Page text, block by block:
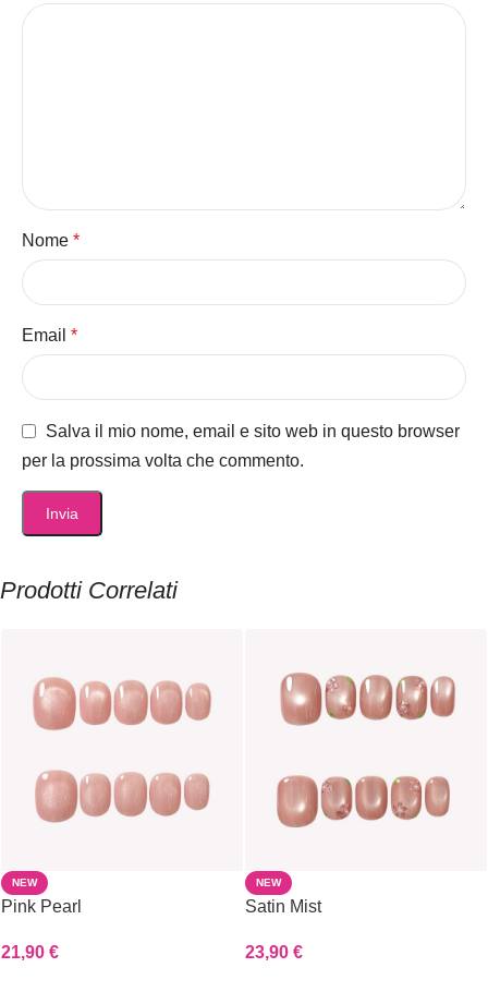
Nome *
Email *
Salva il mio nome, email e sito web in questo browser
per la prossima volta che commento.
Prodotti Correlati
NEW
Pink Pearl
21,90 €
NEW
Satin Mist
23,90 €